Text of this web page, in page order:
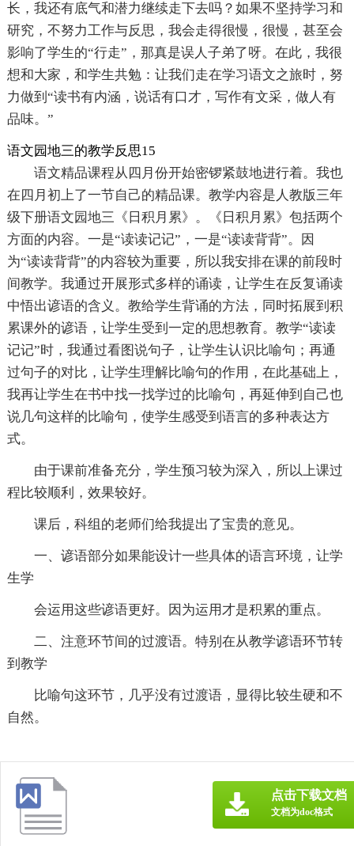
长，我还有底气和潜力继续走下去吗？如果不坚持学习和
研究，不努力工作与反思，我会走得很慢，很慢，甚至会
影响了学生的“行走”，那真是误人子弟了呀。在此，我很
想和大家，和学生共勉：让我们走在学习语文之旅时，努
力做到“读书有内涵，说话有口才，写作有文采，做人有
品味。”
语文园地三的教学反思15
语文精品课程从四月份开始密锣紧鼓地进行着。我也
在四月初上了一节自己的精品课。教学内容是人教版三年
级下册语文园地三《日积月累》。《日积月累》包括两个
方面的内容。一是“读读记记”，一是“读读背背”。因
为“读读背背”的内容较为重要，所以我安排在课的前段时
间教学。我通过开展形式多样的诵读，让学生在反复诵读
中悟出谚语的含义。教给学生背诵的方法，同时拓展到积
累课外的谚语，让学生受到一定的思想教育。教学“读读
记记”时，我通过看图说句子，让学生认识比喻句；再通
过句子的对比，让学生理解比喻句的作用，在此基础上，
我再让学生在书中找一找学过的比喻句，再延伸到自己也
说几句这样的比喻句，使学生感受到语言的多种表达方
式。
由于课前准备充分，学生预习较为深入，所以上课过
程比较顺利，效果较好。
课后，科组的老师们给我提出了宝贵的意见。
一、谚语部分如果能设计一些具体的语言环境，让学
生学
会运用这些谚语更好。因为运用才是积累的重点。
二、注意环节间的过渡语。特别在从教学谚语环节转
到教学
比喻句这环节，几乎没有过渡语，显得比较生硬和不
自然。
点击下载文档
文档为doc格式